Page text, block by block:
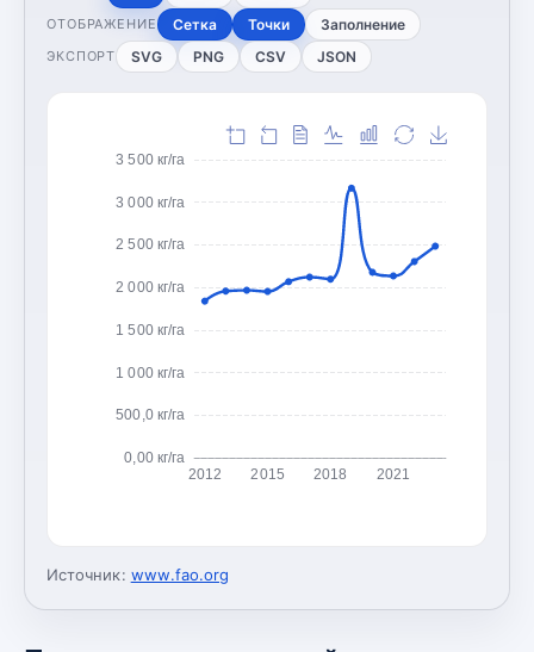
ОТОБРАЖЕНИЕ Сетка Точки Заполнение
ЭКСПОРТ SVG PNG CSV JSON
0,00 кг/га
500,0 кг/га
1 000 кг/га
1 500 кг/га
2 000 кг/га
2 500 кг/га
3 000 кг/га
3 500 кг/га
2012 2015 2018 2021
Источник: www.fao.org